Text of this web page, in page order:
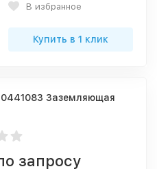
В избранное
Купить в 1 клик
0441083 Заземляющая
запросу